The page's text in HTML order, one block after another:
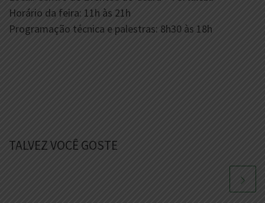
Horário da feira: 11h às 21h
Programação técnica e palestras: 8h30 às 18h
TALVEZ VOCÊ GOSTE